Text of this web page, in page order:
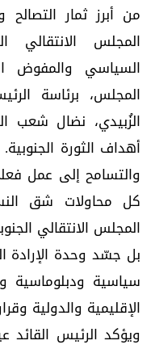
من أبرز ثمار
المجلس الانتقالي
السياسي والمفوض
المجلس، برئاسة
الزُبيدي، نضال شعب
أهداف الثورة
والتسامح إلى عمل
كل محاولات شق
المجلس الانتقالي
بل جسّد وحدة الإرادة
سياسية ودبلوماسية
الإقليمية والدولية
ويؤكد الرئيس